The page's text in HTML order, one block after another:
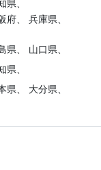
県、
府、
兵庫県、
県、
山口県、
県、
県、
大分県、